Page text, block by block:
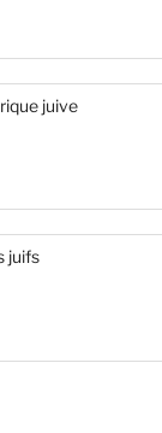
juive
juifs